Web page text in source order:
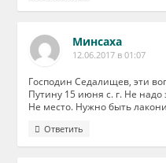
Минсаха
12.06.2017 в 01:07
Господин Седалищев, эти
Путину 15 июня с. г. Не надо
Не место. Нужно быть
Ответить